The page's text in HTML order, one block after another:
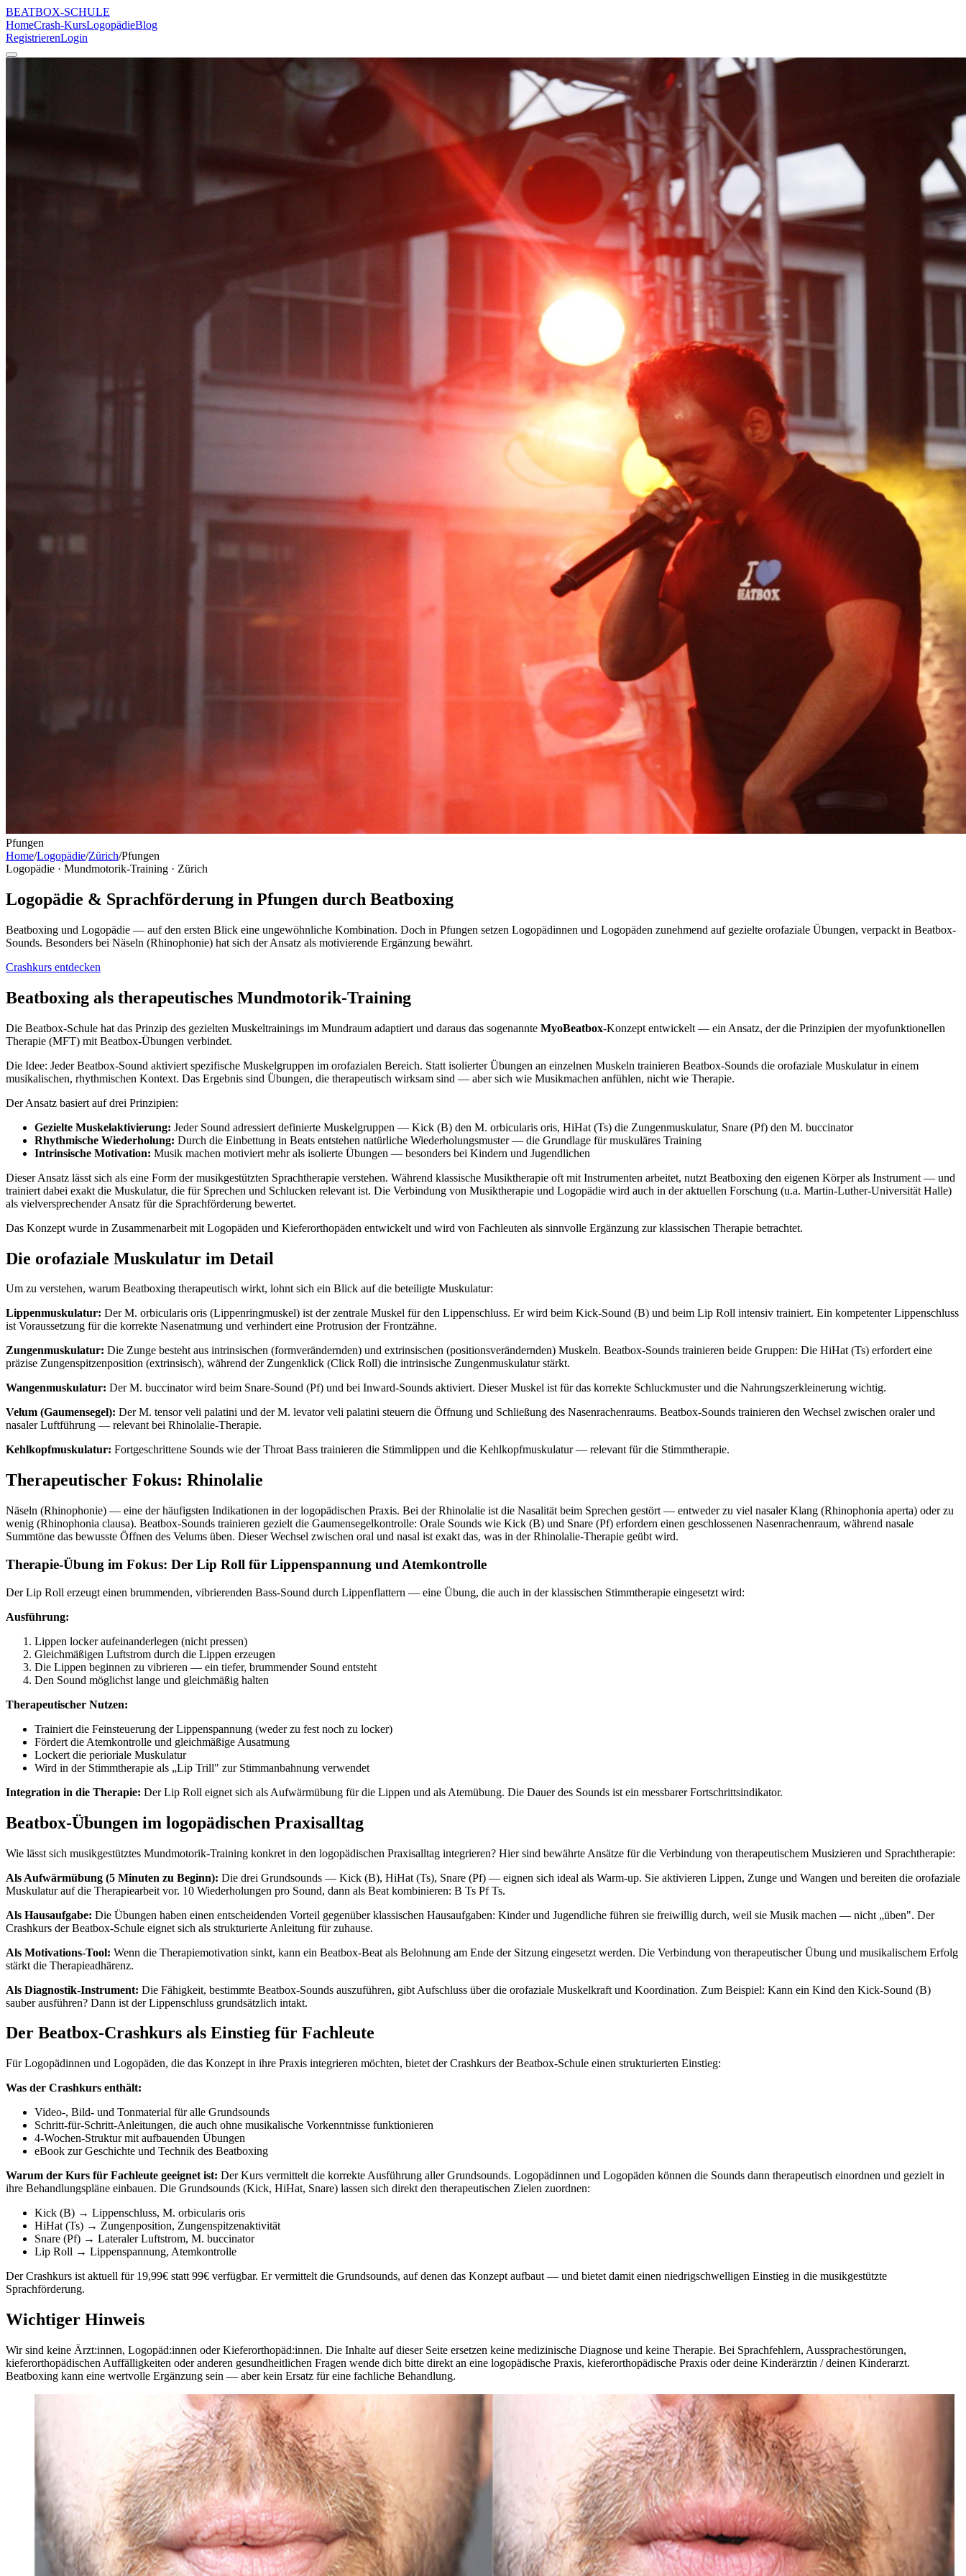
BEATBOX-SCHULE
HomeCrash-KursLogopädieBlog
RegistrierenLogin
Pfungen
Home/Logopädie/Zürich/Pfungen
Logopädie · Mundmotorik-Training · Zürich
Logopädie & Sprachförderung in Pfungen durch Beatboxing
Beatboxing und Logopädie — auf den ersten Blick eine ungewöhnliche Kombination. Doch in Pfungen setzen Logopädinnen und Logopäden zunehmend auf gezielte orofaziale Übungen, verpackt in Beatbox-
Sounds. Besonders bei Näseln (Rhinophonie) hat sich der Ansatz als motivierende Ergänzung bewährt.
Crashkurs entdecken
Beatboxing als therapeutisches Mundmotorik-Training
Die Beatbox-Schule hat das Prinzip des gezielten Muskeltrainings im Mundraum adaptiert und daraus das sogenannte MyoBeatbox-Konzept entwickelt — ein Ansatz, der die Prinzipien der myofunktionellen
Therapie (MFT) mit Beatbox-Übungen verbindet.
Die Idee: Jeder Beatbox-Sound aktiviert spezifische Muskelgruppen im orofazialen Bereich. Statt isolierter Übungen an einzelnen Muskeln trainieren Beatbox-Sounds die orofaziale Muskulatur in einem
musikalischen, rhythmischen Kontext. Das Ergebnis sind Übungen, die therapeutisch wirksam sind — aber sich wie Musikmachen anfühlen, nicht wie Therapie.
Der Ansatz basiert auf drei Prinzipien:
Gezielte Muskelaktivierung: Jeder Sound adressiert definierte Muskelgruppen — Kick (B) den M. orbicularis oris, HiHat (Ts) die Zungenmuskulatur, Snare (Pf) den M. buccinator
Rhythmische Wiederholung: Durch die Einbettung in Beats entstehen natürliche Wiederholungsmuster — die Grundlage für muskuläres Training
Intrinsische Motivation: Musik machen motiviert mehr als isolierte Übungen — besonders bei Kindern und Jugendlichen
Dieser Ansatz lässt sich als eine Form der musikgestützten Sprachtherapie verstehen. Während klassische Musiktherapie oft mit Instrumenten arbeitet, nutzt Beatboxing den eigenen Körper als Instrument — und
trainiert dabei exakt die Muskulatur, die für Sprechen und Schlucken relevant ist. Die Verbindung von Musiktherapie und Logopädie wird auch in der aktuellen Forschung (u.a. Martin-Luther-Universität Halle)
als vielversprechender Ansatz für die Sprachförderung bewertet.
Das Konzept wurde in Zusammenarbeit mit Logopäden und Kieferorthopäden entwickelt und wird von Fachleuten als sinnvolle Ergänzung zur klassischen Therapie betrachtet.
Die orofaziale Muskulatur im Detail
Um zu verstehen, warum Beatboxing therapeutisch wirkt, lohnt sich ein Blick auf die beteiligte Muskulatur:
Lippenmuskulatur: Der M. orbicularis oris (Lippenringmuskel) ist der zentrale Muskel für den Lippenschluss. Er wird beim Kick-Sound (B) und beim Lip Roll intensiv trainiert. Ein kompetenter Lippenschluss
ist Voraussetzung für die korrekte Nasenatmung und verhindert eine Protrusion der Frontzähne.
Zungenmuskulatur: Die Zunge besteht aus intrinsischen (formverändernden) und extrinsischen (positionsverändernden) Muskeln. Beatbox-Sounds trainieren beide Gruppen: Die HiHat (Ts) erfordert eine
präzise Zungenspitzenposition (extrinsisch), während der Zungenklick (Click Roll) die intrinsische Zungenmuskulatur stärkt.
Wangenmuskulatur: Der M. buccinator wird beim Snare-Sound (Pf) und bei Inward-Sounds aktiviert. Dieser Muskel ist für das korrekte Schluckmuster und die Nahrungszerkleinerung wichtig.
Velum (Gaumensegel): Der M. tensor veli palatini und der M. levator veli palatini steuern die Öffnung und Schließung des Nasenrachenraums. Beatbox-Sounds trainieren den Wechsel zwischen oraler und
nasaler Luftführung — relevant bei Rhinolalie-Therapie.
Kehlkopfmuskulatur: Fortgeschrittene Sounds wie der Throat Bass trainieren die Stimmlippen und die Kehlkopfmuskulatur — relevant für die Stimmtherapie.
Therapeutischer Fokus: Rhinolalie
Näseln (Rhinophonie) — eine der häufigsten Indikationen in der logopädischen Praxis. Bei der Rhinolalie ist die Nasalität beim Sprechen gestört — entweder zu viel nasaler Klang (Rhinophonia aperta) oder zu
wenig (Rhinophonia clausa). Beatbox-Sounds trainieren gezielt die Gaumensegelkontrolle: Orale Sounds wie Kick (B) und Snare (Pf) erfordern einen geschlossenen Nasenrachenraum, während nasale
Summtöne das bewusste Öffnen des Velums üben. Dieser Wechsel zwischen oral und nasal ist exakt das, was in der Rhinolalie-Therapie geübt wird.
Therapie-Übung im Fokus: Der Lip Roll für Lippenspannung und Atemkontrolle
Der Lip Roll erzeugt einen brummenden, vibrierenden Bass-Sound durch Lippenflattern — eine Übung, die auch in der klassischen Stimmtherapie eingesetzt wird:
Ausführung:
Lippen locker aufeinanderlegen (nicht pressen)
Gleichmäßigen Luftstrom durch die Lippen erzeugen
Die Lippen beginnen zu vibrieren — ein tiefer, brummender Sound entsteht
Den Sound möglichst lange und gleichmäßig halten
Therapeutischer Nutzen:
Trainiert die Feinsteuerung der Lippenspannung (weder zu fest noch zu locker)
Fördert die Atemkontrolle und gleichmäßige Ausatmung
Lockert die perioriale Muskulatur
Wird in der Stimmtherapie als „Lip Trill" zur Stimmanbahnung verwendet
Integration in die Therapie: Der Lip Roll eignet sich als Aufwärmübung für die Lippen und als Atemübung. Die Dauer des Sounds ist ein messbarer Fortschrittsindikator.
Beatbox-Übungen im logopädischen Praxisalltag
Wie lässt sich musikgestütztes Mundmotorik-Training konkret in den logopädischen Praxisalltag integrieren? Hier sind bewährte Ansätze für die Verbindung von therapeutischem Musizieren und Sprachtherapie:
Als Aufwärmübung (5 Minuten zu Beginn): Die drei Grundsounds — Kick (B), HiHat (Ts), Snare (Pf) — eignen sich ideal als Warm-up. Sie aktivieren Lippen, Zunge und Wangen und bereiten die orofaziale
Muskulatur auf die Therapiearbeit vor. 10 Wiederholungen pro Sound, dann als Beat kombinieren: B Ts Pf Ts.
Als Hausaufgabe: Die Übungen haben einen entscheidenden Vorteil gegenüber klassischen Hausaufgaben: Kinder und Jugendliche führen sie freiwillig durch, weil sie Musik machen — nicht „üben". Der
Crashkurs der Beatbox-Schule eignet sich als strukturierte Anleitung für zuhause.
Als Motivations-Tool: Wenn die Therapiemotivation sinkt, kann ein Beatbox-Beat als Belohnung am Ende der Sitzung eingesetzt werden. Die Verbindung von therapeutischer Übung und musikalischem Erfolg
stärkt die Therapieadhärenz.
Als Diagnostik-Instrument: Die Fähigkeit, bestimmte Beatbox-Sounds auszuführen, gibt Aufschluss über die orofaziale Muskelkraft und Koordination. Zum Beispiel: Kann ein Kind den Kick-Sound (B)
sauber ausführen? Dann ist der Lippenschluss grundsätzlich intakt.
Der Beatbox-Crashkurs als Einstieg für Fachleute
Für Logopädinnen und Logopäden, die das Konzept in ihre Praxis integrieren möchten, bietet der Crashkurs der Beatbox-Schule einen strukturierten Einstieg:
Was der Crashkurs enthält:
Video-, Bild- und Tonmaterial für alle Grundsounds
Schritt-für-Schritt-Anleitungen, die auch ohne musikalische Vorkenntnisse funktionieren
4-Wochen-Struktur mit aufbauenden Übungen
eBook zur Geschichte und Technik des Beatboxing
Warum der Kurs für Fachleute geeignet ist: Der Kurs vermittelt die korrekte Ausführung aller Grundsounds. Logopädinnen und Logopäden können die Sounds dann therapeutisch einordnen und gezielt in
ihre Behandlungspläne einbauen. Die Grundsounds (Kick, HiHat, Snare) lassen sich direkt den therapeutischen Zielen zuordnen:
Kick (B) → Lippenschluss, M. orbicularis oris
HiHat (Ts) → Zungenposition, Zungenspitzenaktivität
Snare (Pf) → Lateraler Luftstrom, M. buccinator
Lip Roll → Lippenspannung, Atemkontrolle
Der Crashkurs ist aktuell für 19,99€ statt 99€ verfügbar. Er vermittelt die Grundsounds, auf denen das Konzept aufbaut — und bietet damit einen niedrigschwelligen Einstieg in die musikgestützte
Sprachförderung.
Wichtiger Hinweis
Wir sind keine Ärzt:innen, Logopäd:innen oder Kieferorthopäd:innen. Die Inhalte auf dieser Seite ersetzen keine medizinische Diagnose und keine Therapie. Bei Sprachfehlern, Aussprachestörungen,
kieferorthopädischen Auffälligkeiten oder anderen gesundheitlichen Fragen wende dich bitte direkt an eine logopädische Praxis, kieferorthopädische Praxis oder deine Kinderärztin / deinen Kinderarzt.
Beatboxing kann eine wertvolle Ergänzung sein — aber kein Ersatz für eine fachliche Behandlung.